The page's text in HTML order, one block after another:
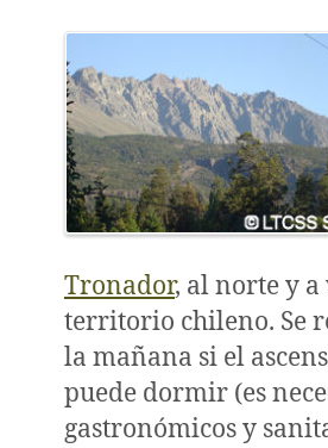
Tronador, al norte y a
territorio chileno. Se
la mañana si el
puede dormir (es
gastronómicos y